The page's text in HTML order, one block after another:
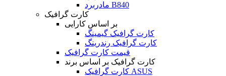
مادربرد B840
کارت گرافیک
بر اساس کارایی
کارت گرافیک گیمینگ
کارت گرافیک رندرینگ
قیمت کارت گرافیک
کارت گرافیک بر اساس برند
کارت گرافیک ASUS